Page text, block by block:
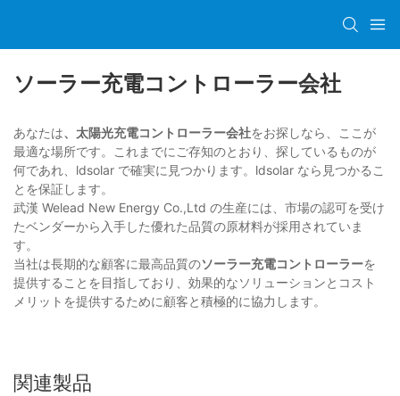
ソーラー充電コントローラー会社
あなたは、太陽光充電コントローラー会社をお探しなら、ここが
最適な場所です。これまでにご存知のとおり、探しているものが
何であれ、ldsolar で確実に見つかります。ldsolar なら見つかるこ
とを保証します。
武漢 Welead New Energy Co.,Ltd の生産には、市場の認可を受け
たベンダーから入手した優れた品質の原材料が採用されていま
す。
当社は長期的な顧客に最高品質のソーラー充電コントローラーを
提供することを目指しており、効果的なソリューションとコスト
メリットを提供するために顧客と積極的に協力します。
関連製品